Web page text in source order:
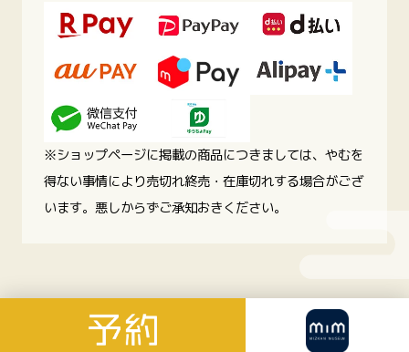
※ショップページに掲載の商品につきましては、やむを
得ない事情により売切れ終売・在庫切れする場合がござ
います。悪しからずご承知おきください。